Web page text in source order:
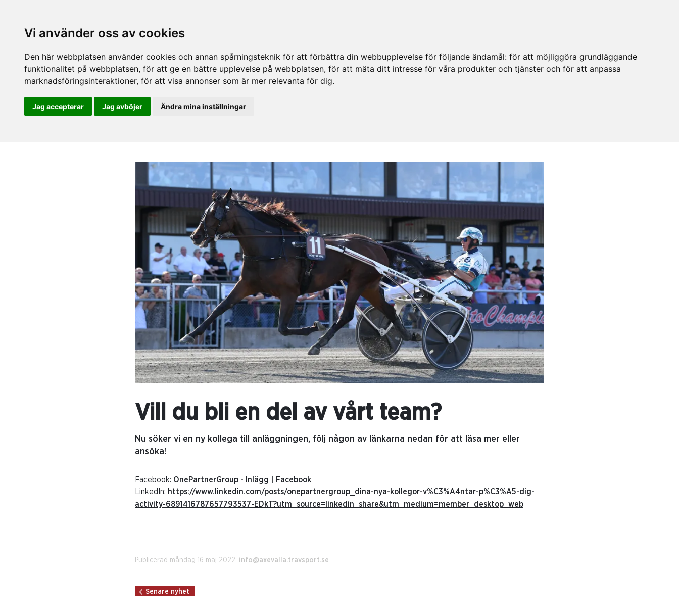
Vi använder oss av cookies
Den här webbplatsen använder cookies och annan spårningsteknik för att förbättra din webbupplevelse för följande ändamål: för att möjliggöra grundläggande
funktionalitet på webbplatsen, för att ge en bättre upplevelse på webbplatsen, för att mäta ditt intresse för våra produkter och tjänster och för att anpassa
marknadsföringsinteraktioner, för att visa annonser som är mer relevanta för dig.
Jag accepterar Jag avböjer Ändra mina inställningar
Vill du bli en del av vårt team?
Nu söker vi en ny kollega till anläggningen, följ någon av länkarna nedan för att läsa mer eller
ansöka!
Facebook: OnePartnerGroup - Inlägg | Facebook
LinkedIn: https://www.linkedin.com/posts/onepartnergroup_dina-nya-kollegor-v%C3%A4ntar-p%C3%A5-dig-
activity-6891416787657793537-EDkT?utm_source=linkedin_share&utm_medium=member_desktop_web
Publicerad måndag 16 maj 2022. info@axevalla.travsport.se
Senare nyhet